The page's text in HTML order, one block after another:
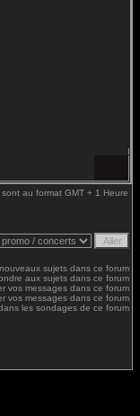
au format GMT + 1 Heure
sujets dans ce forum
aux sujets dans ce forum
vos messages dans ce forum
vos messages dans ce forum
les sondages de ce forum